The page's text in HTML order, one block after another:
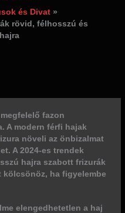
és Divat
rövid, félhosszú és
megfelelőfazon
A modern férfi hajak
növeli az önbizalmat
A 2024-es trendek
hajra szabott frizurák
kölcsönöz, ha figyelembe
elengedhetetlen a haj